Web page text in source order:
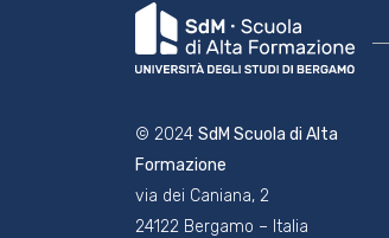
© 2024 SdM Scuola di Alta
Formazione
via dei Caniana, 2
24122 Bergamo – Italia